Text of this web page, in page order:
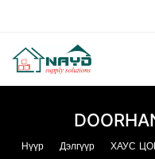
Нүүр Дэлгүүр ХАУС